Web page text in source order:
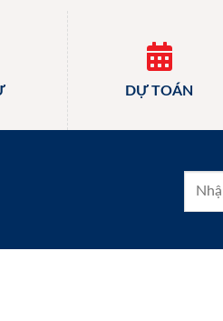
DỰ TOÁN